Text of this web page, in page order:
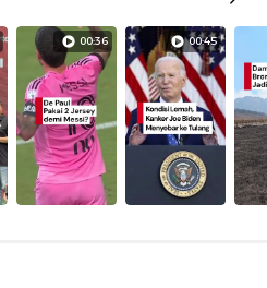
00:36 00:45